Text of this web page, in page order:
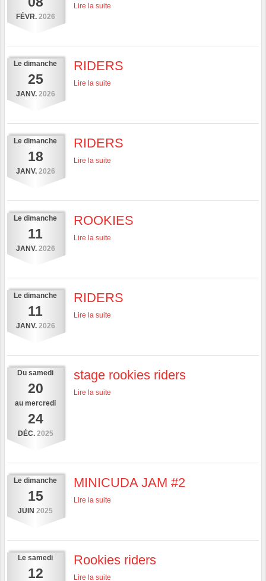
FÉVR. 2026
Lire la suite
Le dimanche
25
JANV. 2026
RIDERS
Lire la suite
Le dimanche
18
JANV. 2026
RIDERS
Lire la suite
Le dimanche
11
JANV. 2026
ROOKIES
Lire la suite
Le dimanche
11
JANV. 2026
RIDERS
Lire la suite
Du samedi
20
au mercredi
24
DÉC. 2025
stage rookies riders
Lire la suite
Le dimanche
15
JUIN 2025
MINICUDA JAM #2
Lire la suite
Le samedi
12
Rookies riders
Lire la suite